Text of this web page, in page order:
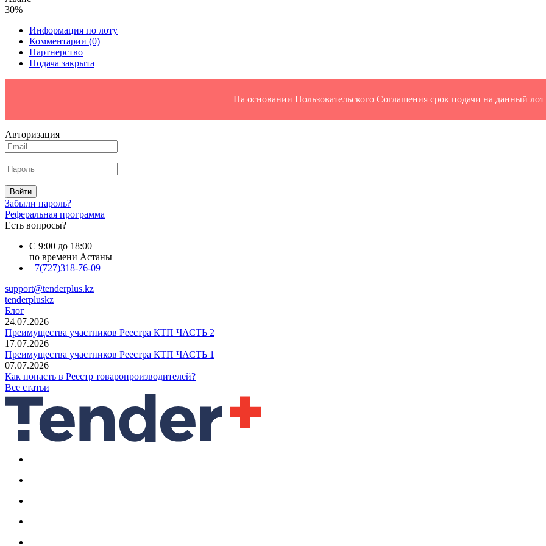
30%
Информация по лоту
Комментарии (0)
Партнерство
Подача закрыта
На основании Пользовательского Соглашения срок подачи на данный лот
Авторизация
Войти
Забыли пароль?
Реферальная программа
Есть вопросы?
С 9:00 до 18:00
по времени Астаны
+7(727)318-76-09
support@tenderplus.kz
tenderpluskz
Блог
24.07.2026
Преимущества участников Реестра КТП ЧАСТЬ 2
17.07.2026
Преимущества участников Реестра КТП ЧАСТЬ 1
07.07.2026
Как попасть в Реестр товаропроизводителей?
Все статьи